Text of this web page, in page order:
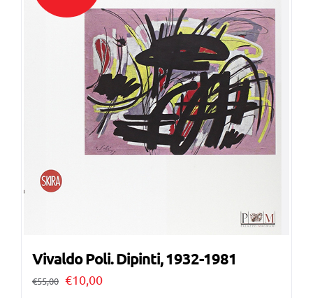
Vivaldo Poli. Dipinti, 1932-1981
€55,00 Il
€10,00Il